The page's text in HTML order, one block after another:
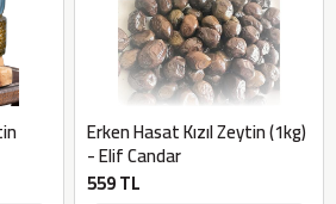
Erken Hasat Kızıl Zeytin (1kg)
- Elif Candar
559 TL